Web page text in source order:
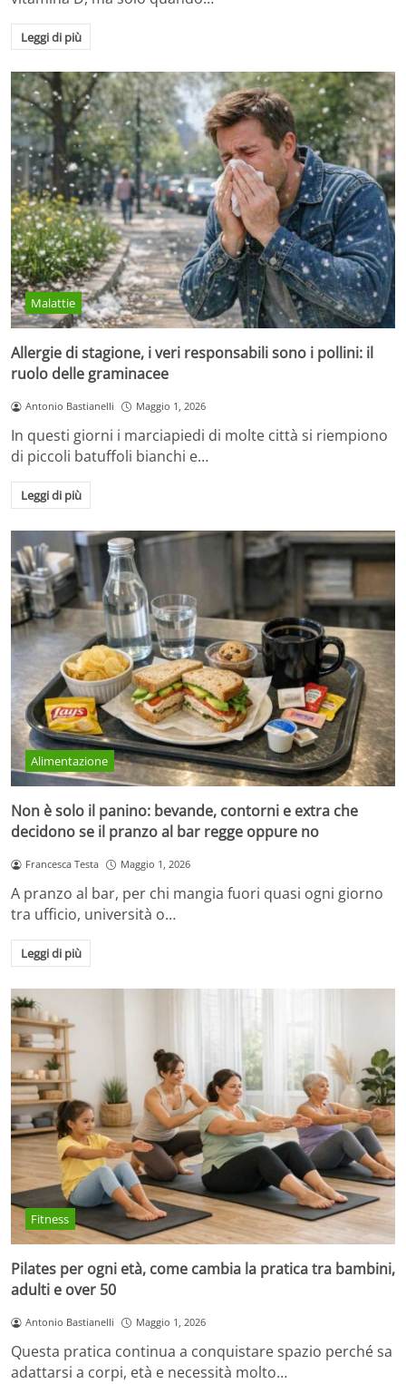
Leggi di più
Malattie
Allergie di stagione, i veri responsabili sono i pollini: il
ruolo delle graminacee
Antonio Bastianelli Maggio 1, 2026
In questi giorni i marciapiedi di molte città si riempiono
di piccoli batuffoli bianchi e…
Leggi di più
Alimentazione
Non è solo il panino: bevande, contorni e extra che
decidono se il pranzo al bar regge oppure no
Francesca Testa Maggio 1, 2026
A pranzo al bar, per chi mangia fuori quasi ogni giorno
tra ufficio, università o…
Leggi di più
Fitness
Pilates per ogni età, come cambia la pratica tra bambini,
adulti e over 50
Antonio Bastianelli Maggio 1, 2026
Questa pratica continua a conquistare spazio perché sa
adattarsi a corpi, età e necessità molto…